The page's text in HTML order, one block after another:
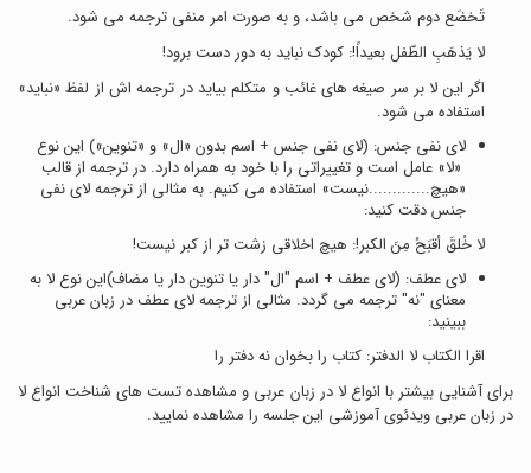
تَخضَع دوم شخص می باشد، و به صورت امر منفی ترجمه می شود.
لا یَذهَبِ الطّفل بعیداً!: کودک نباید به دور دست برود!
اگر این لا بر سر صیغه های غائب و متکلم بیاید در ترجمه اش از لفظ «نباید»
استفاده می شود.
لای نفی جنس: (لای نفی جنس + اسم بدون «ال» و «تنوین») این نوع
«لا» عامل است و تغییراتی را با خود به همراه دارد. در ترجمه از قالب
«هیچ.............نیست» استفاده می کنیم. به مثالی از ترجمه لای نفی
جنس دقت کنید:
لا خُلقَ أقبَحُ مِنَ الکبر!: هیچ اخلاقی زشت تر از کبر نیست!
لای عطف: (لای عطف + اسم "ال" دار یا تنوین دار یا مضاف)این نوع لا به
معنای "نه" ترجمه می گردد. مثالی از ترجمه لای عطف در زبان عربی
ببینید:
اقرا الکتاب لا الدفتر: کتاب را بخوان نه دفتر را
برای آشنایی بیشتر با انواع لا در زبان عربی و مشاهده تست های شناخت انواع لا
در زبان عربی ویدئوی آموزشی این جلسه را مشاهده نمایید.